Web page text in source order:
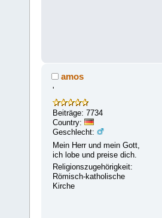
amos
'
Beiträge: 7734
Country:
Geschlecht:
Mein Herr und mein Gott,
ich lobe und preise dich.
Religionszugehörigkeit:
Römisch-katholische
Kirche